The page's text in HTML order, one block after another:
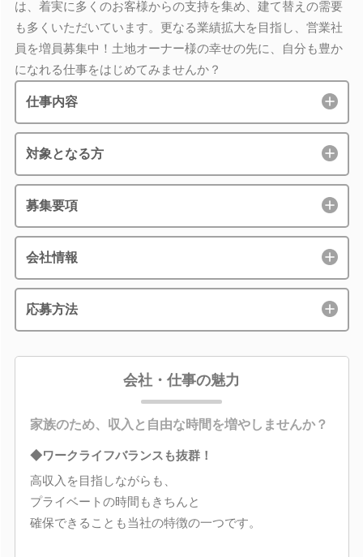
は、着実に多くのお客様からの支持を集め、建て替えの需要
も多くいただいています。更なる業績拡大を目指し、営業社
員を増員募集中！土地オーナー様の幸せの先に、自分も豊か
になれる仕事をはじめてみませんか？
仕事内容
対象となる方
募集要項
会社情報
応募方法
会社・仕事の魅力
家族のため、収入と自由な時間を増やしませんか？
◆ワークライフバランスも抜群！
高収入を目指しながらも、
プライベートの時間もきちんと
確保できることも当社の特徴の一つです。